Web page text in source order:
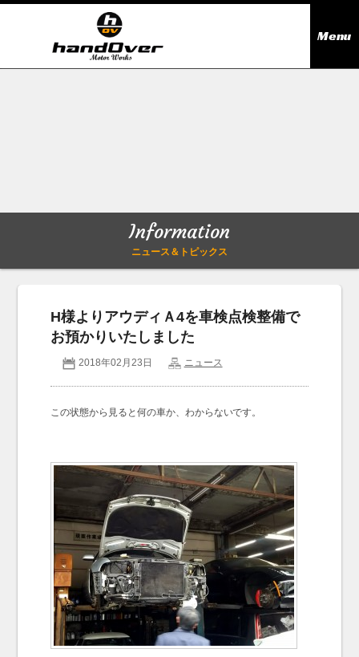
Menu
Company outline
会社概要
アクセス
お問い合わせ
Information
ニュース＆トピックス
H様よりアウディＡ4を車検点検整備で
お預かりいたしました
2018年02月23日 ニュース
この状態から見ると何の車か、わからないです。